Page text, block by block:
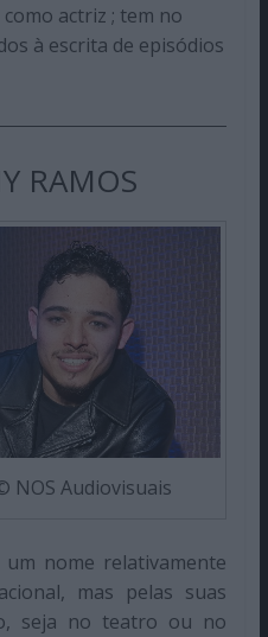
actriz ; tem no
à escrita de episódios
RAMOS
NOS Audiovisuais
um nome relativamente
mas pelas suas
seja no teatro ou no